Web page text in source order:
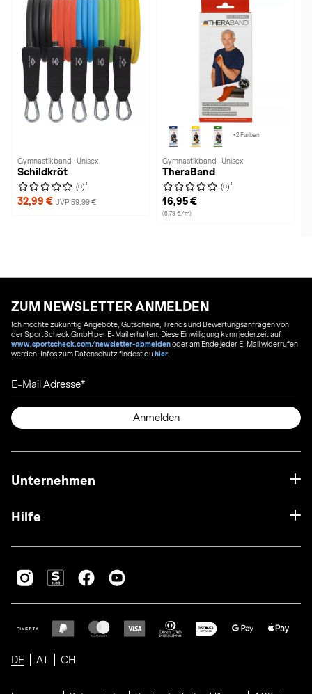
Gymnastikband · Unisex
Schildkröt
(0) 1
32,99 € UVP 59,99 €
+2 Farben
Gymnastikband · Unisex
TheraBand
(0) 1
16,95 €
(6,78 €/m)
ZUM NEWSLETTER ANMELDEN
Ich möchte zukünftig Angebote, Gutscheine, Trends und Bewertungsanfragen von
der SportScheck GmbH per E-Mail erhalten. Diese Einwilligung kann jederzeit auf
www.sportscheck.com/newsletter-abmeldenoder am Ende jeder E-Mail widerrufen
werden. Infos zum Datenschutz findest duhier
E-Mail Adresse
Anmelden
Unternehmen
Hilfe
DE AT CH